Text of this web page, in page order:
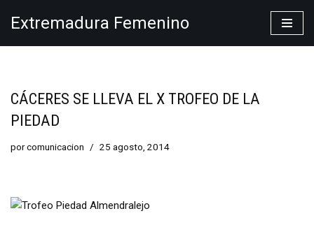
Extremadura Femenino
CÁCERES SE LLEVA EL X TROFEO DE LA
PIEDAD
porcomunicacion 25 agosto, 2014